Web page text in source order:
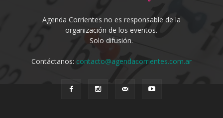
Agenda Corrientes no es responsable de la
organización de los eventos.
Solo difusión.
Contáctanos: contacto@agendacorrientes.com.ar